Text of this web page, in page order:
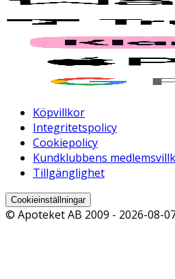
Köpvillkor
Integritetspolicy
Cookiepolicy
Kundklubbens
Tillgänglighet
Cookieinställningar
© Apoteket AB 2009 - 2026-08-